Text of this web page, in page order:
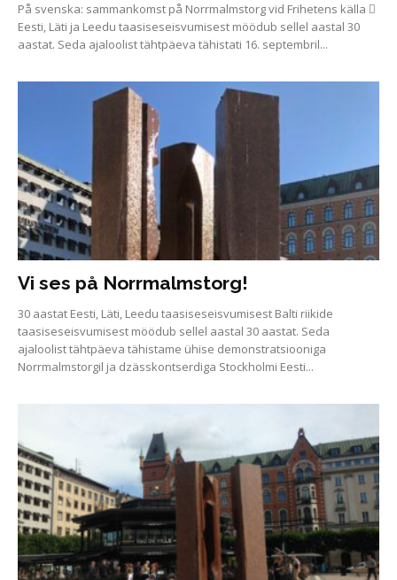
På svenska: sammankomst på Norrmalmstorg vid Frihetens källa 
Eesti, Läti ja Leedu taasiseseisvumisest möödub sellel aastal 30
aastat. Seda ajaloolist tähtpäeva tähistati 16. septembril...
Vi ses på Norrmalmstorg!
30 aastat Eesti, Läti, Leedu taasiseseisvumisest Balti riikide
taasiseseisvumisest möödub sellel aastal 30 aastat. Seda
ajaloolist tähtpäeva tähistame ühise demonstratsiooniga
Norrmalmstorgil ja dzässkontserdiga Stockholmi Eesti...